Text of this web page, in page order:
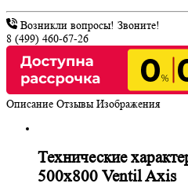
Возникли вопросы! Звоните!
8 (499) 460-67-26
Описание Отзывы Изображения
Технические
500x800 Ventil Axis